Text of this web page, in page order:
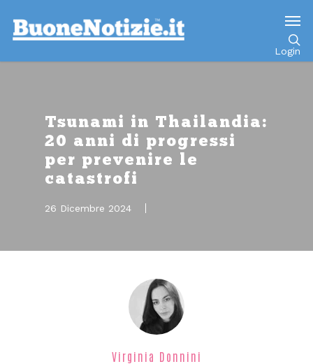
Login
Tsunami in Thailandia:
20 anni di progressi
per prevenire le
catastrofi
26 Dicembre 2024
Virginia Donnini
Go to mobile version